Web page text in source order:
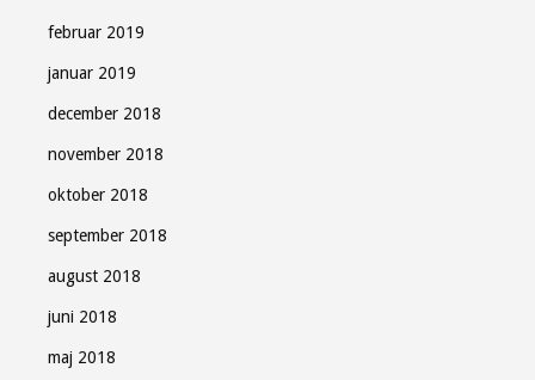
februar 2019
januar 2019
december 2018
november 2018
oktober 2018
september 2018
august 2018
juni 2018
maj 2018